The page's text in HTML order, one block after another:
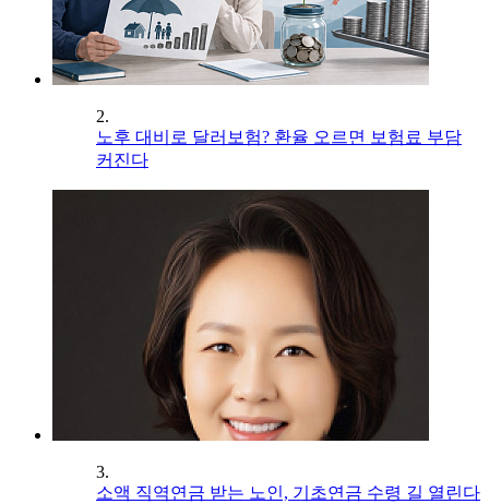
2.
노후 대비로 달러보험? 환율 오르면 보험료 부담
커진다
3.
소액 직역연금 받는 노인, 기초연금 수령 길 열린다